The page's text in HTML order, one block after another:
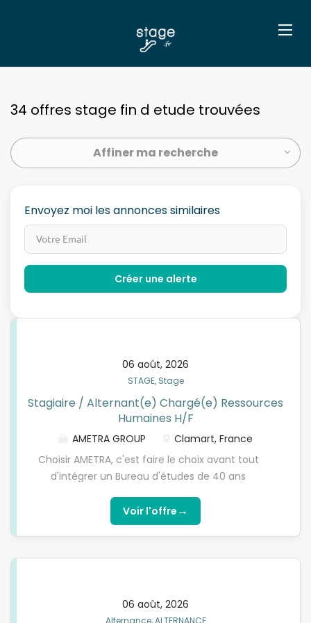
34 offres stage fin d etude trouvées
Affiner ma recherche
Envoyez moi les annonces similaires
06 août, 2026
STAGE, Stage
Stagiaire / Alternant(e) Chargé(e) Ressources
Humaines H/F
AMETRA GROUP
Clamart, France
Choisir AMETRA, c'est faire le choix avant tout
d'intégrer un Bureau d'études de 40 ans
mécanique, électricité, électronique et
informatique industrielle. Nous avons nos propres
sein des équipes clients, avec un pôle R&D,
Lyon, Venelles et Laudun). Rejoindre nos entités,
Voir l'offre →
06 août, 2026
Alternance, ALTERNANCE